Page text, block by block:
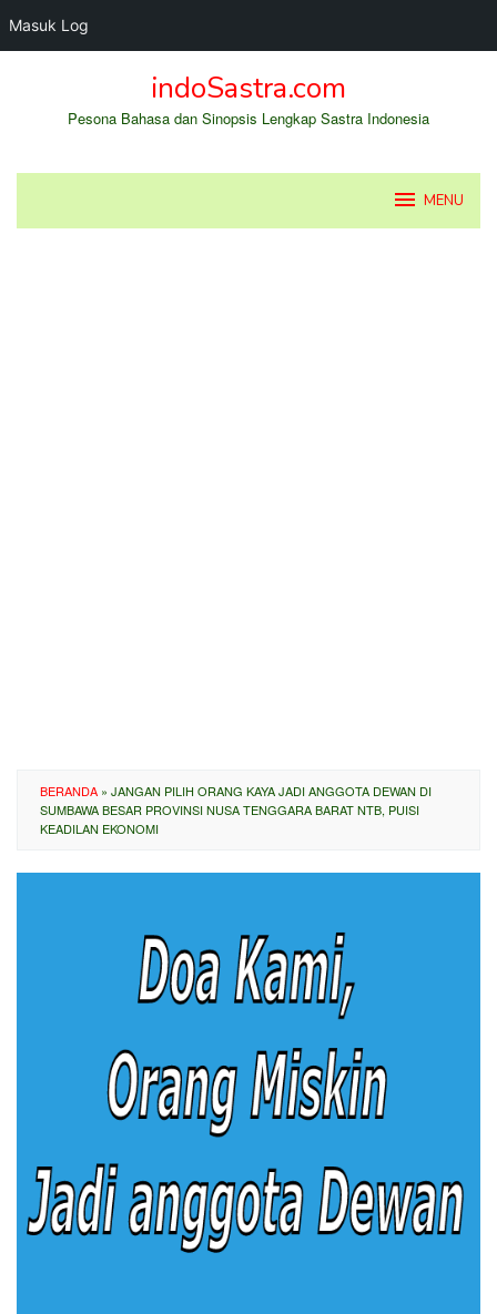
Masuk Log
indoSastra.com
Pesona Bahasa dan Sinopsis Lengkap Sastra Indonesia
MENU
BERANDA » JANGAN PILIH ORANG KAYA JADI ANGGOTA DEWAN DI
SUMBAWA BESAR PROVINSI NUSA TENGGARA BARAT NTB, PUISI
KEADILAN EKONOMI